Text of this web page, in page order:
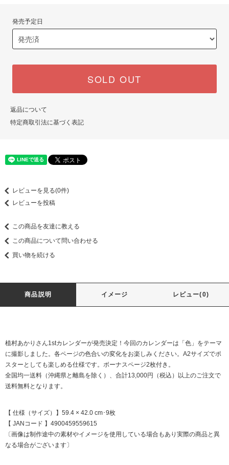
発売予定日
SOLD OUT
返品について
特定商取引法に基づく表記
レビューを見る(0件)
レビューを投稿
この商品を友達に教える
この商品について問い合わせる
買い物を続ける
商品説明 イメージ レビュー(0)
植村あかりさん1stカレンダーが発売決定！今回のカレンダーは「色」をテーマ
に撮影しました。各ページの色合いの変化をお楽しみください。A2サイズでポ
スターとしても楽しめる仕様です。ボーナスページ2枚付き。
全国均一送料（沖縄県と離島を除く）、合計13,000円（税込）以上のご注文で
送料無料となります。
【 仕様（サイズ）】59.4 × 42.0 cm･9枚
【 JANコード 】4900459559615
〔画像は制作途中の素材やイメージを使用している場合もあり実際の商品と異
なる場合がございます〕